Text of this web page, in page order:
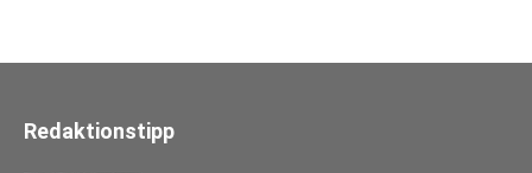
Redaktionstipp